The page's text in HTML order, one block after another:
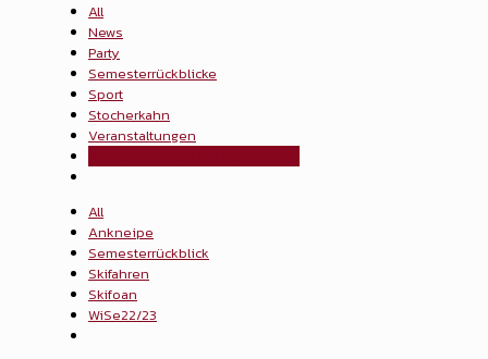
All
News
Party
Semesterrückblicke
Sport
Stocherkahn
Veranstaltungen
All
Ankneipe
Semesterrückblick
Skifahren
Skifoan
WiSe22/23